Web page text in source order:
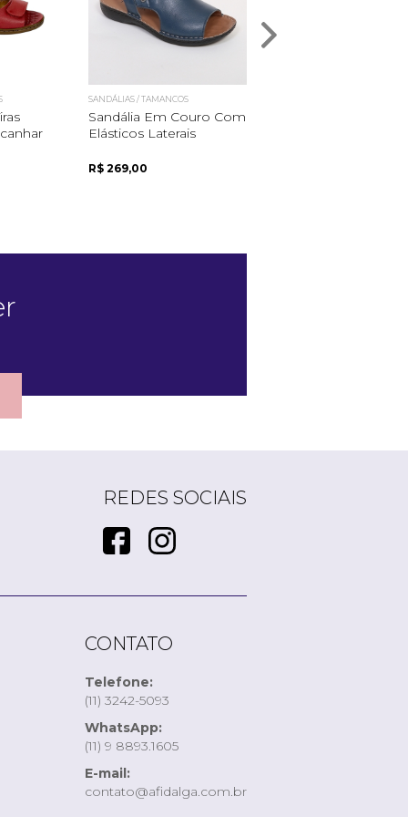
SANDÁLIAS / TAMANCOS
Sandália Em Couro Com
Elásticos Laterais
R$ 269,00
REDES SOCIAIS
CONTATO
Telefone:
(11) 3242-5093
WhatsApp:
(11) 9 8893.1605
E-mail:
contato@afidalga.com.br